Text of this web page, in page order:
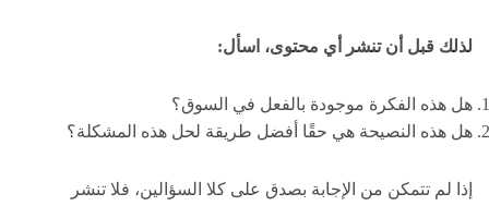
لذلك قبل أن تنشر أي محتوى، اسأل:
هل هذه الفكرة موجودة بالفعل في السوق؟
هل هذه النصيحة هي حقًا أفضل طريقة لحل هذه المشكلة؟
إذا لم تتمكن من الإجابة بصدق على كلا السؤالين، فلا تنشر